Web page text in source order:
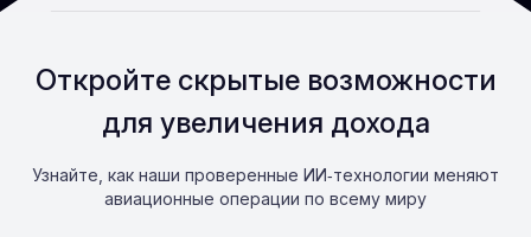
Откройте скрытые возможности
для увеличения дохода
Узнайте, как наши проверенные ИИ‑технологии меняют
авиационные операции по всему миру